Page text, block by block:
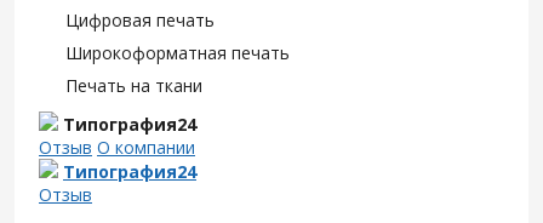
Цифровая печать
Широкоформатная печать
Печать на ткани
Типография24
Отзыв О компании
Типография24
Отзыв